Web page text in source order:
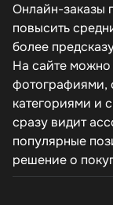
Онлайн-заказы
повысить
более
На сайте можно
фотографиями,
категориями и
сразу видит
популярные
решение о